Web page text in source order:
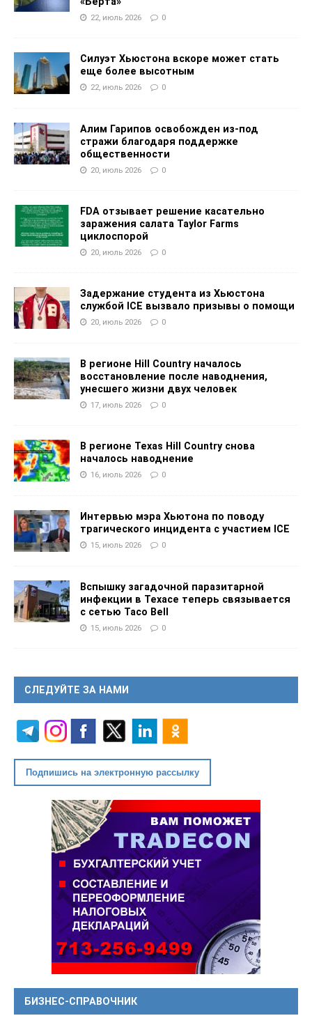
22, июль 2026 0
Силуэт Хьюстона вскоре может стать
еще более высотным
22, июль 2026 0
Алим Гарипов освобожден из-под
стражи благодаря поддержке
общественности
20, июль 2026 0
FDA отзывает решение касательно
заражения салата Taylor Farms
циклоспорой
20, июль 2026 0
Задержание студента из Хьюстона
службой ICE вызвало призывы о помощи
20, июль 2026 0
В регионе Hill Country началось
восстановление после наводнения,
унесшего жизни двух человек
17, июль 2026 0
В регионе Texas Hill Country снова
началось наводнение
16, июль 2026 0
Интервью мэра Хьютона по поводу
трагического инцидента с участием ICE
15, июль 2026 0
Вспышку загадочной паразитарной
инфекции в Техасе теперь связывается
с сетью Taco Bell
15, июль 2026 0
СЛЕДУЙТЕ ЗА НАМИ
Подпишись на электронную рассылку
БИЗНЕС-СПРАВОЧНИК